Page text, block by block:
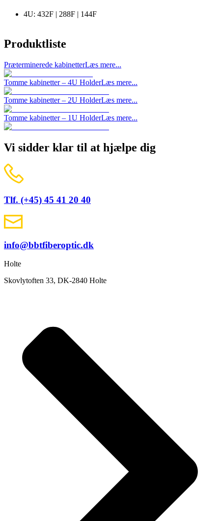
4U: 432F | 288F | 144F
Produktliste
Præterminerede kabinetterLæs mere...
Tomme kabinetter – 4U HolderLæs mere...
Tomme kabinetter – 2U HolderLæs mere...
Tomme kabinetter – 1U HolderLæs mere...
Vi sidder klar til at hjælpe dig
Tlf. (+45) 45 41 20 40
info@bbtfiberoptic.dk
Holte
Skovlytoften 33, DK-2840 Holte